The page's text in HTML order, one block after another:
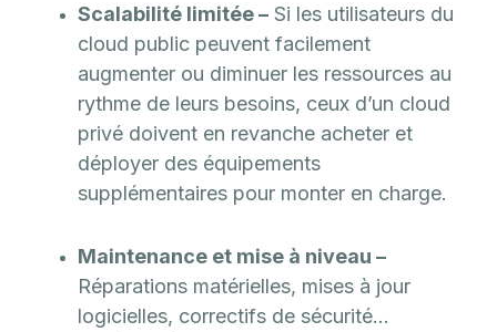
Scalabilité limitée – Si les utilisateurs du
cloud public peuvent facilement
augmenter ou diminuer les ressources au
rythme de leurs besoins, ceux d’un cloud
privé doivent en revanche acheter et
déployer des équipements
supplémentaires pour monter en charge.
Maintenance et mise à niveau –
Réparations matérielles, mises à jour
logicielles, correctifs de sécurité…